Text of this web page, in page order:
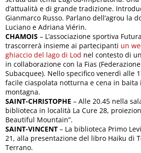
d’attualità e di grande tradizione.
Gianmarco Russo. Parlano dell’agrou la
Luciano e Adriana Viérin.
CHAMOIS – L’associazione sportiva
trascorrerà insieme ai partecipanti un
ghiaccio del lago di Lod nel contesto di
in collaborazione con la Fias
Subacquee). Nello specifico venerdì alle
facile ciaspolata notturna e cena in baita
montagna.
SAINT-CHRISTOPHE – Alle 20.45 nella
biblioteca in località La Cure 28,
Beautiful Mountain”.
SAINT-VINCENT – La biblioteca Primo
21, alla presentazione del libro Haiku di
Terrano.